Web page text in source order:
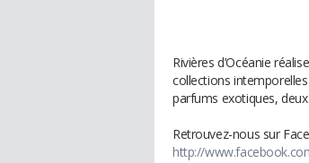
Rivières d’Océanie
collections
parfums exotiques,
Retrouvez-nous sur
http://